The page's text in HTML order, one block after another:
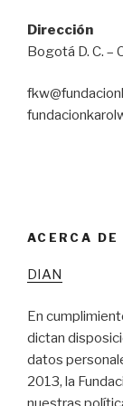
Dirección
Bogotá D. C. –
ACERCA
DIAN
En
dictan
datos
2013, la